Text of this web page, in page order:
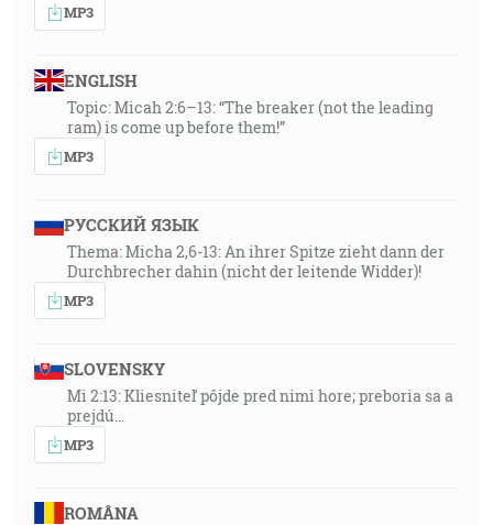
MP3
ENGLISH
Topic: Micah 2:6–13: “The breaker (not the leading
ram) is come up before them!”
MP3
РУССКИЙ ЯЗЫК
Thema: Micha 2,6-13: An ihrer Spitze zieht dann der
Durchbrecher dahin (nicht der leitende Widder)!
MP3
SLOVENSKY
Mi 2:13: Kliesniteľ pôjde pred nimi hore; preboria sa a
prejdú…
MP3
ROMÂNA